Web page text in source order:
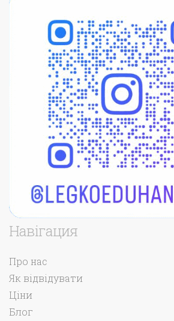
Навігация
Про нас
Як відвідувати
Ціни
Блог